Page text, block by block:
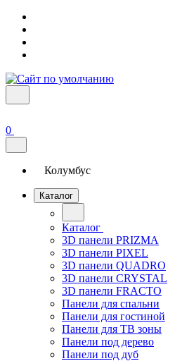
0
Колумбус
Каталог
Каталог
3D панели PRIZMA
3D панели PIXEL
3D панели QUADRO
3D панели CRYSTAL
3D панели FRACTO
Панели для спальни
Панели для гостиной
Панели для ТВ зоны
Панели под дерево
Панели под дуб